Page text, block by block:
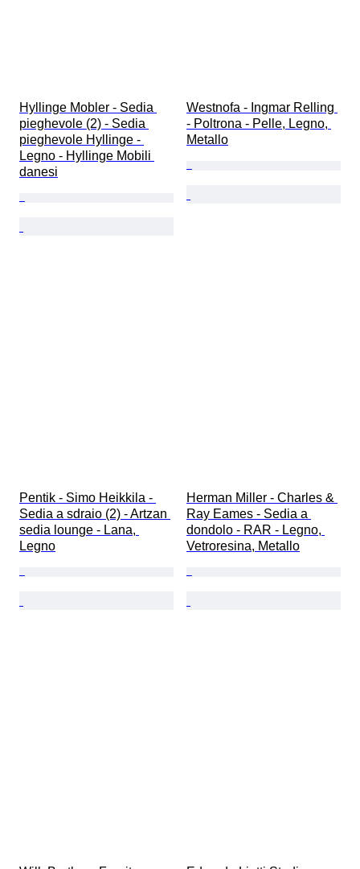
Hyllinge Mobler - Sedia
pieghevole (2) - Sedia
pieghevole Hyllinge -
Legno - Hyllinge Mobili
danesi
Westnofa - Ingmar Relling
- Poltrona - Pelle, Legno,
Metallo
Pentik - Simo Heikkila -
Sedia a sdraio (2) - Artzan
sedia lounge - Lana,
Legno
Herman Miller - Charles &
Ray Eames - Sedia a
dondolo - RAR - Legno,
Vetroresina, Metallo